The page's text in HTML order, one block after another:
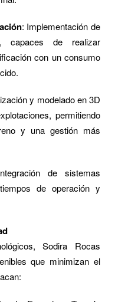
: Implementación de
capaces de realizar
con un consumo
y modelado en 3D
permitiendo
y una gestión más
de sistemas
de operación y
Sodira Rocas
que minimizan el